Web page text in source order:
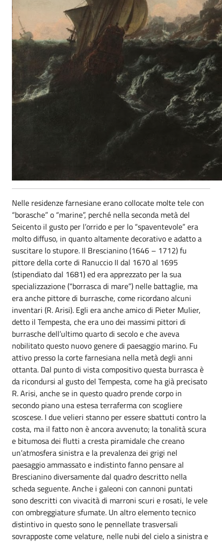
Nelle residenze farnesiane erano collocate molte tele con
“borasche” o “marine”, perché nella seconda metà del
Seicento il gusto per l’orrido e per lo “spaventevole” era
molto diffuso, in quanto altamente decorativo e adatto a
suscitare lo stupore. Il Brescianino (1646 – 1712) fu
pittore della corte di Ranuccio II dal 1670 al 1695
(stipendiato dal 1681) ed era apprezzato per la sua
specializzazione (“borrasca di mare”) nelle battaglie, ma
era anche pittore di burrasche, come ricordano alcuni
inventari (R. Arisi). Egli era anche amico di Pieter Mulier,
detto il Tempesta, che era uno dei massimi pittori di
burrasche dell’ultimo quarto di secolo e che aveva
nobilitato questo nuovo genere di paesaggio marino. Fu
attivo presso la corte farnesiana nella metà degli anni
ottanta. Dal punto di vista compositivo questa burrasca è
da ricondursi al gusto del Tempesta, come ha già precisato
R. Arisi, anche se in questo quadro prende corpo in
secondo piano una estesa terraferma con scogliere
scoscese. I due velieri stanno per essere sbattuti contro la
costa, ma il fatto non è ancora avvenuto; la tonalità scura
e bitumosa dei flutti a cresta piramidale che creano
un’atmosfera sinistra e la prevalenza dei grigi nel
paesaggio ammassato e indistinto fanno pensare al
Brescianino diversamente dal quadro descritto nella
scheda seguente. Anche i galeoni con cannoni puntati
sono descritti con vivacità di marroni scuri e rosati, le vele
con ombreggiature sfumate. Un altro elemento tecnico
distintivo in questo sono le pennellate trasversali
sovrapposte come velature, nelle nubi del cielo a sinistra e